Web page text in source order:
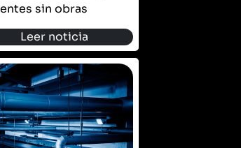
sin obras
Leer noticia